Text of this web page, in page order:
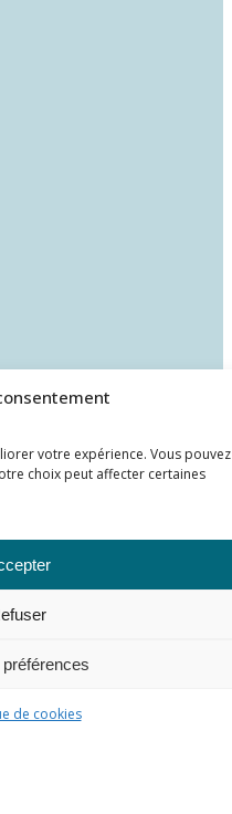
votre expérience. Vous pouvez
choix peut affecter certaines
de cookies